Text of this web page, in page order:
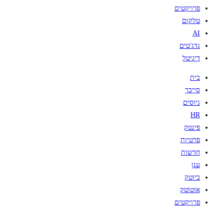
פרויקטים
טלקום
AI
גדג'טים
דיגיטל
בית
סייבר
גיוסים
HR
פינטק
פרטיות
חדשות
ענן
ביוטק
אוטוטק
פרויקטים